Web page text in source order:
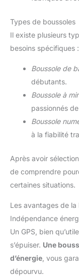
Types de boussoles
Il existe plusieurs
besoins spécifiques :
Boussole de
débutants.
Boussole à
passionnés
Boussole
à la fiabilité
Après avoir
de comprendre
certaines situations.
Les avantages de la
Indépendance
Un GPS, bien
s’épuiser. Une
d’énergie , vous
dépourvu.